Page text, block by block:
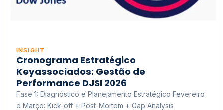
INSIGHT
Cronograma Estratégico
Keyassociados: Gestão de
Performance DJSI 2026
Fase 1: Diagnóstico e Planejamento Estratégico Fevereiro
e Março: Kick-off + Post-Mortem + Gap Analysis